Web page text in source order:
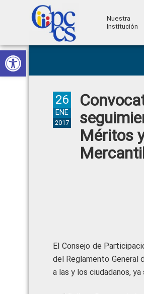
Abrir barra de herramientas
Skip
to
primary
Skip
to
main
Skip
to
primary
Skip
to
footer
Ciudadana
Control
Ciudadano
Nuestra
Institución
Méritos
26
ENE
2017
El Consejo de
del Reglamento General
a las y los ciudadanos,